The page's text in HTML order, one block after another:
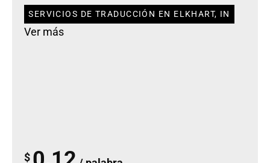
SERVICIOS DE TRADUCCIÓN EN ELKHART, IN
Ver más
$